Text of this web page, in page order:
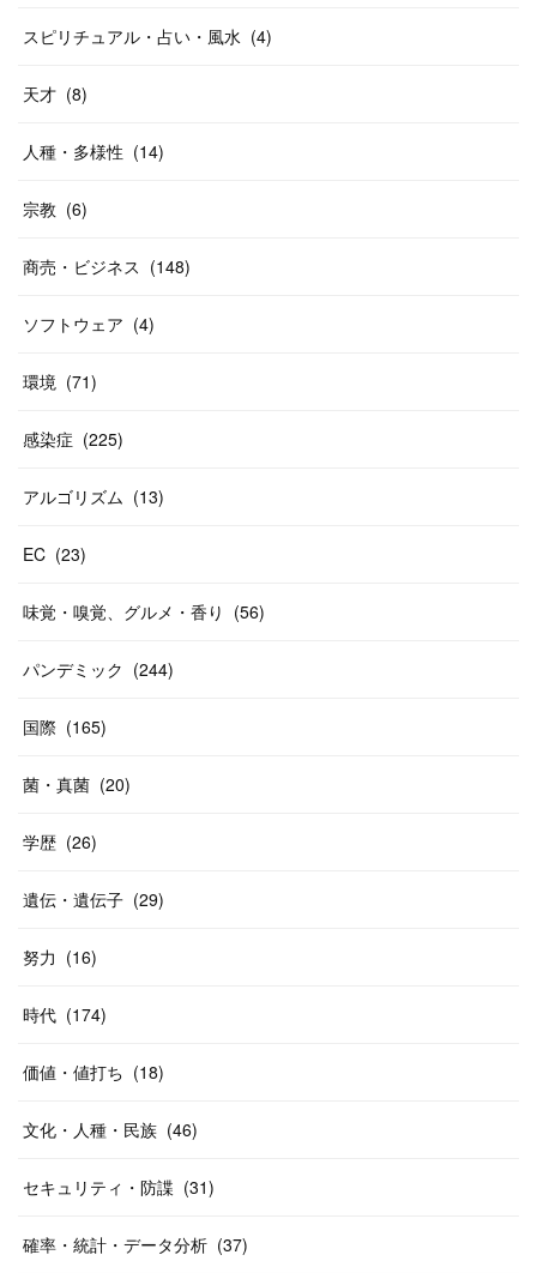
スピリチュアル・占い・風水 (4)
天才 (8)
人種・多様性 (14)
宗教 (6)
商売・ビジネス (148)
ソフトウェア (4)
環境 (71)
感染症 (225)
アルゴリズム (13)
EC (23)
味覚・嗅覚、グルメ・香り (56)
パンデミック (244)
国際 (165)
菌・真菌 (20)
学歴 (26)
遺伝・遺伝子 (29)
努力 (16)
時代 (174)
価値・値打ち (18)
文化・人種・民族 (46)
セキュリティ・防諜 (31)
確率・統計・データ分析 (37)